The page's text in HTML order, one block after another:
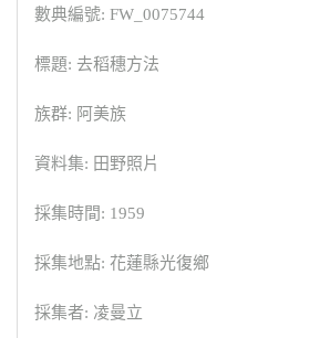
數典編號: FW_0075744
標題: 去稻穗方法
族群: 阿美族
資料集: 田野照片
採集時間: 1959
採集地點: 花蓮縣光復鄉
採集者: 凌曼立